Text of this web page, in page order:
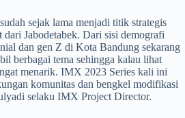
sejak lama menjadi titik strategis
dari Jabodetabek. Dari sisi demografi
dan gen Z di Kota Bandung sekarang
berbagai tema sehingga kalau lihat
menarik. IMX 2023 Series kali ini
komunitas dan bengkel modifikasi
selaku IMX Project Director.